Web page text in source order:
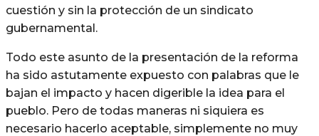
cuestión y sin la protección de un sindicato
gubernamental.
Todo este asunto de la presentación de la reforma
ha sido astutamente expuesto con palabras que le
bajan el impacto y hacen digerible la idea para el
pueblo. Pero de todas maneras ni siquiera es
necesario hacerlo aceptable, simplemente no muy